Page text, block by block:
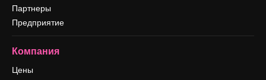
Партнеры
Предприятие
Компания
Цены